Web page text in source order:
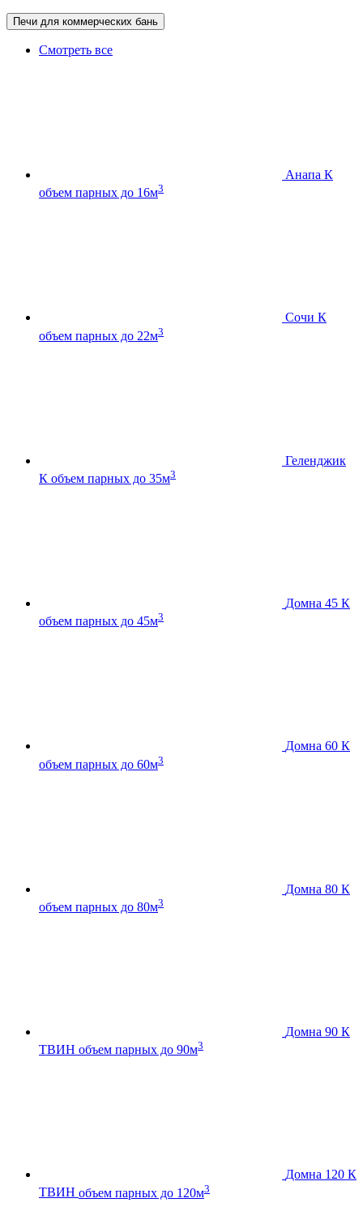
Печи для коммерческих бань
Смотреть все
Анапа К
объем парных до 16м3
Сочи К
объем парных до 22м3
Геленджик
К объем парных до 35м3
Домна 45 К
объем парных до 45м3
Домна 60 К
объем парных до 60м3
Домна 80 К
объем парных до 80м3
Домна 90 К
ТВИН объем парных до 90м3
Домна 120 К
ТВИН объем парных до 120м3